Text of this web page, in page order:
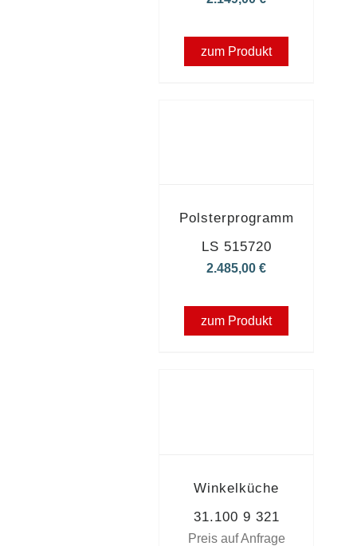
zum Produkt
Polsterprogramm
LS 515720
2.485,00€
zum Produkt
Winkelküche
31.100 9 321
Preis auf Anfrage